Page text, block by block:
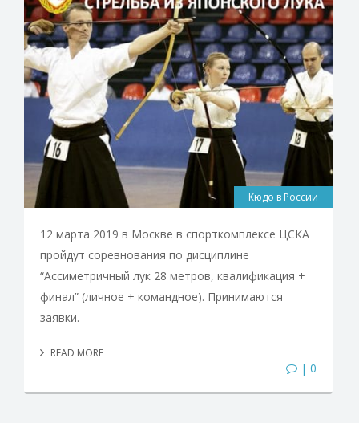
Кюдо в России
12 марта 2019 в Москве в спорткомплексе ЦСКА
пройдут соревнования по дисциплине
“Ассиметричный лук 28 метров, квалификация +
финал” (личное + командное). Принимаются
заявки.
READ MORE
| 0